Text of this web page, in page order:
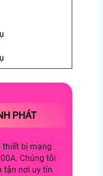
PHÁT
thiết bị mạng
Chúng tôi
tận nơi uy tín